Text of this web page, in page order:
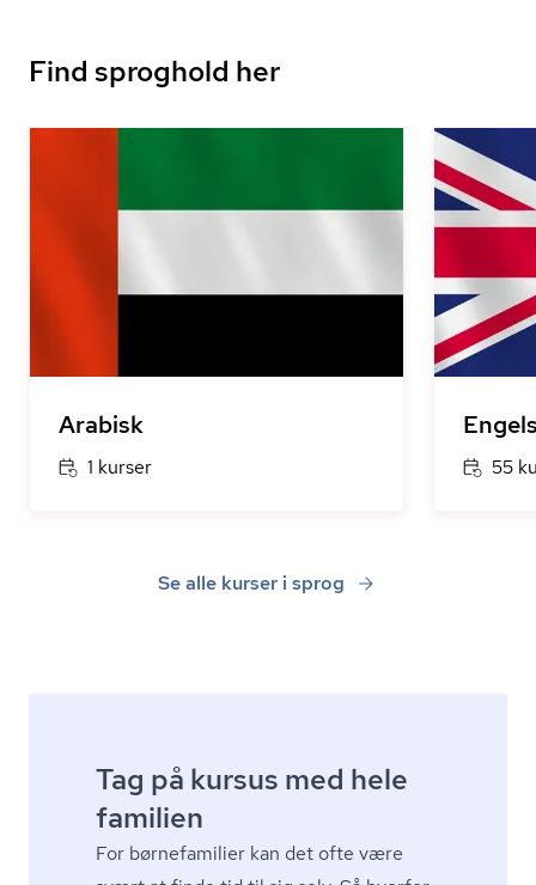
Find sproghold her
Arabisk
1 kurser 55
Se alle kurser i sprog
Tag på kursus med hele
familien
For børnefamilier kan det ofte være